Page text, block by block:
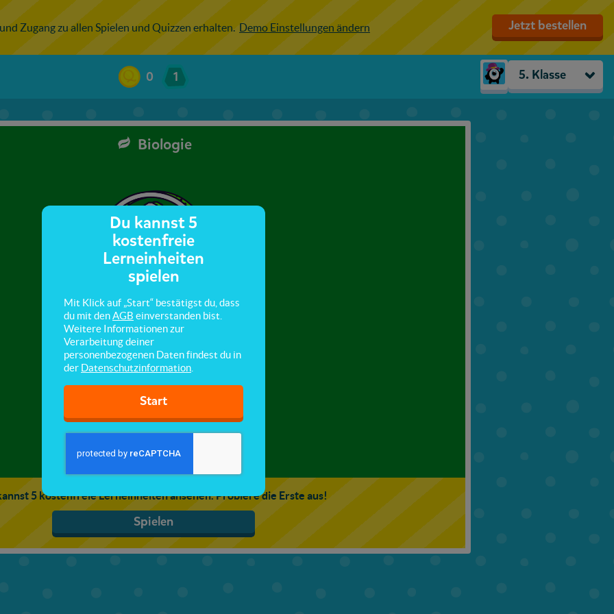
Zugang zu allen Spielen und Quizzen erhalten. Demo Einstellungen ändern Jetzt bestellen
0 1 5. Klasse
Biologie
Das System menschlicher Körper
Hier lernst du, wie Atmung und Blutkreislauf
zusammenhängen und wie unsere Organe
5 kostenfreie Lerneinheiten ansehen. Probiere die Erste aus!
Spielen
Du kannst 5
kostenfreie
Lerneinheiten
spielen
Mit Klick auf „Start“ bestätigst du, dass
du mit denAGB einverstanden bist.
Weitere Informationen zur
Verarbeitung deiner
personenbezogenen Daten findest du in
der Datenschutzinformation
Start